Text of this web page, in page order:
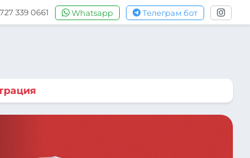
339 0661 Whatsapp Телеграм бот